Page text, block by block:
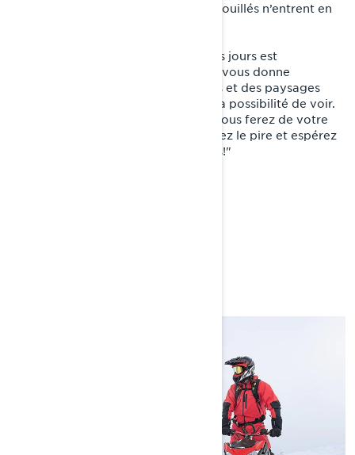
pour éviter qu’une paire de gants mouillés n’entrent en
Planifier une randonnée de plusieurs jours est
extrêmement gratifiant, car celle-ci vous donne
l’occasion de découvrir des endroits et des paysages
que vous n’avez normalement pas la possibilité de voir.
Avec un minimum de préparation, vous ferez de votre
voyage un véritable succès. Prévoyez le pire et espérez
le meilleur! À bientôt sur les sentiers!"